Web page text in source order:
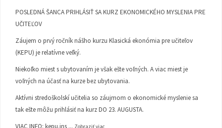
POSLEDNÁ ŠANCA PRIHLÁSIŤ SA KURZ EKONOMICKÉHO MYSLENIA PRE
UČITEĽOV
Záujem o prvý ročník nášho kurzu Klasická ekonómia pre učiteľov
(KEPU) je relatívne veľký.
Niekoľko miest s ubytovaním je však ešte voľných. A viac miest je
voľných na účasť na kurze bez ubytovania.
Aktívni stredoškolskí učitelia so záujmom o ekonomické myslenie sa
tak ešte môžu prihlásiť na kurz DO 23. AUGUSTA.